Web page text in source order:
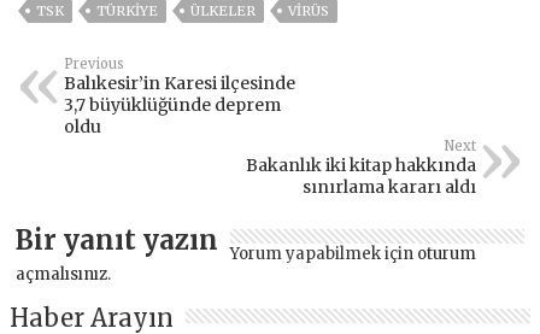
TSK
TÜRKİYE ÜLKELER VIRÜS
Previous
Balıkesir’in Karesi ilçesinde
3,7 büyüklüğünde deprem
oldu
Next
Bakanlık iki kitap hakkında
sınırlama kararı aldı
Bir yanıt yazın Yorum yapabilmek için oturum
açmalısınız.
Haber Arayın